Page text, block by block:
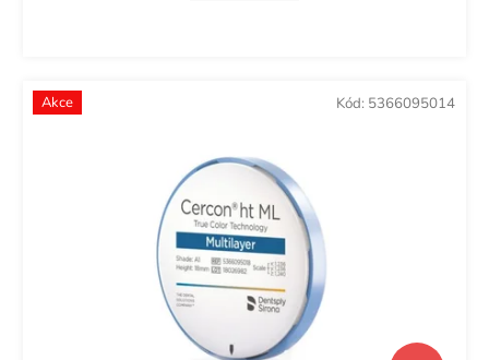
Akce Kód: 5366095014